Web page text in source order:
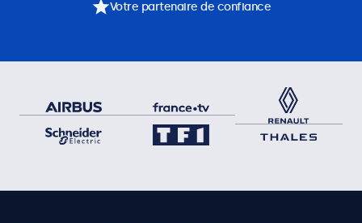
Votre partenaire de confiance